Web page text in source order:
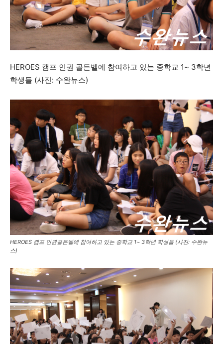
HEROES 캠프 인권 골든벨에 참여하고 있는 중학교 1~ 3학년
학생들 (사진: 수완뉴스)
HEROES 캠프 인권골든벨에 참여하고 있는 중학교 1~ 3학년 학생들 (사진: 수완뉴
스)